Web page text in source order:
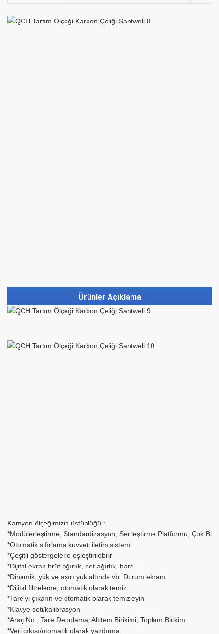
Ürünler Açıklama
Kamyon ölçeğimizin üstünlüğü :
*Modülerleştirme, Standardizasyon, Serileştirme Platformu, Çok
*Otomatik sıfırlama kuvveti iletim sistemi
*Çeşitli göstergelerle eşleştirilebilir
*Dijital ekran brüt ağırlık, net ağırlık, hare
*Dinamik, yük ve aşırı yük altında vb. Durum ekranı
*Dijital filtreleme, otomatik olarak temiz
*Tare'yi çıkarın ve otomatik olarak temizleyin
*Klavye seti/kalibrasyon
*Araç No., Tare Depolama, Altitem Birikimi, Toplam Birikim
*Veri çıkışı/otomatik olarak yazdırma